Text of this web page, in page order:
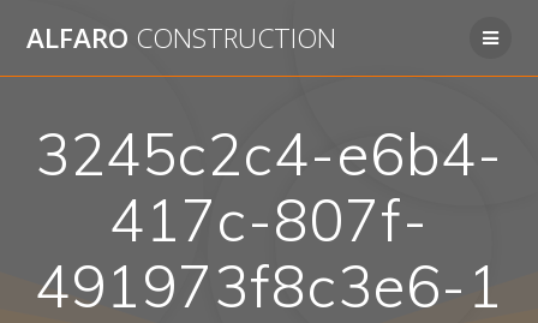
au
ALFARO CONSTRUCTION
3245c2c4-e6b4-
417c-807f-
491973f8c3e6-1